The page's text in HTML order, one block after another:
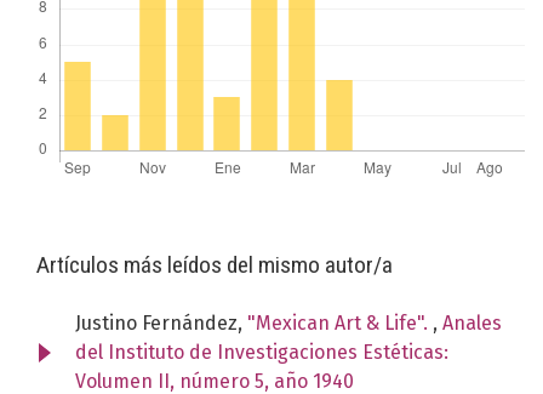
Artículos más leídos del mismo autor/a
Justino Fernández, "Mexican Art & Life". , Anales
del Instituto de Investigaciones Estéticas:
Volumen II, número 5, año 1940